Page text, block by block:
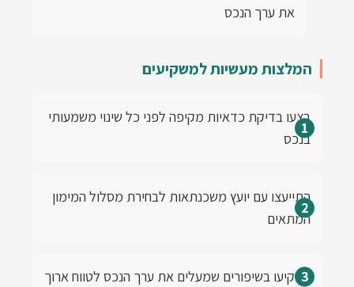
את ערך הנכס
המלצות מעשיות למשקיעים
בצעו בדיקת כדאיות מקיפה לפני כל שינוי משמעותי
בנכס
התייעצו עם יועץ משכנתאות לבחירת מסלול המימון
המתאים
השקיעו בשיפורים שמעלים את ערך הנכס לטווח ארוך